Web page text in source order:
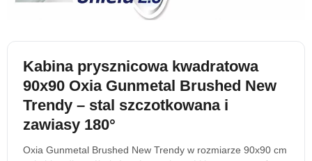
Kabina prysznicowa kwadratowa
90x90 Oxia Gunmetal Brushed New
Trendy – stal szczotkowana i
zawiasy 180°
Oxia Gunmetal Brushed New Trendy w rozmiarze 90x90 cm